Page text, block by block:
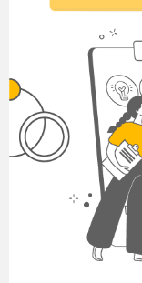
одязі.
ігри.